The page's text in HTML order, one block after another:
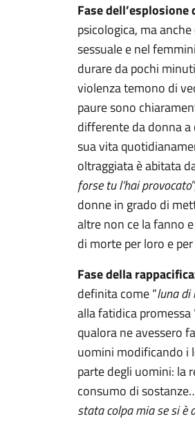
Fase
psicologica, ma
sessuale e nel
durare da pochi
violenza temono di
paure sono
differente da donna a
sua vita
oltraggiata è abitata
forse tu l’hai provocato
donne in grado di
altre non ce la fanno
di morte per loro e
Fase della
definita come “luna di
alla fatidica promessa
qualora ne avessero
uomini modificando i
parte degli uomini: la
consumo di
stata colpa mia se si è